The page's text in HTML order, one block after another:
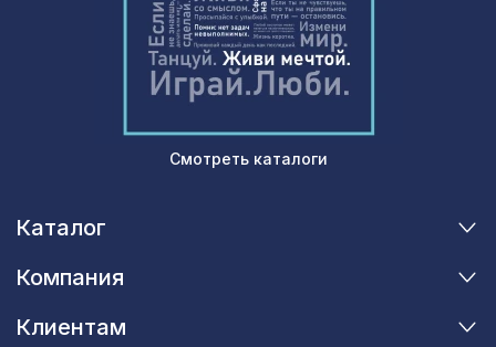
Архитектурный брус, 180х110мм 2,0м
, шелковое дерево
Смотреть каталоги
Каталог
Компания
Клиентам